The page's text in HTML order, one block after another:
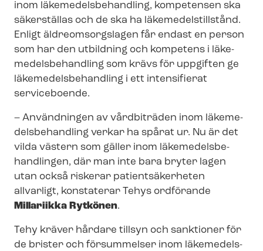
inom lä­ke­me­dels­be­hand­ling, kompetensen ska
säkerställas och de ska ha lä­ke­me­dels­till­stånd.
Enligt äldreomsorgslagen får endast en person
som har den utbildning och kompetens i lä­ke­
me­dels­be­hand­ling som krävs för uppgiften ge
lä­ke­me­dels­be­hand­ling i ett intensifierat
serviceboende.
– Användningen av vårdbiträden inom lä­ke­me­
dels­be­hand­ling verkar ha spårat ur. Nu är det
vilda västern som gäller inom lä­ke­me­dels­be­
hand­ling­en, där man inte bara bryter lagen
utan också riskerar patientsäkerheten
allvarligt, konstaterar Tehys ordförande
Millariikka Rytkönen.
Tehy kräver hårdare tillsyn och sanktioner för
de brister och försummelser inom lä­ke­me­dels­